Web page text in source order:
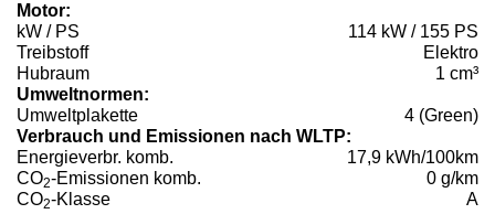
Motor:
kW / PS
114 kW / 155 PS
Treibstoff
Elektro
Hubraum
1 cm³
Umweltnormen:
Umweltplakette
4 (Green)
Verbrauch und Emissionen nach WLTP:
Energieverbr. komb.
17,9 kWh/100km
CO2-Emissionen komb.
0 g/km
CO2-Klasse A